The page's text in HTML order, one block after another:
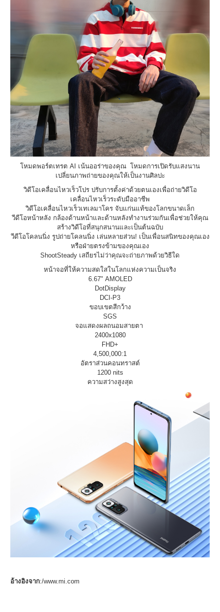
โหมดพอร์ตเทรต AI เน้นออร่าของคุณ โหมดการเปิดรับแสงนาน
เปลี่ยนภาพถ่ายของคุณให้เป็นงานศิลปะ
วิดีโอเคลื่อนไหวเร็วโปร ปรับการตั้งค่าด้วยตนเองเพื่อถ่ายวิดีโอ
เคลื่อนไหวเร็วระดับมืออาชีพ
วิดีโอเคลื่อนไหวเร็วเทเลมาโคร จับแก่นแท้ของโลกขนาดเล็ก
วีดีโอหน้าหลัง กล้องด้านหน้าและด้านหลังทำงานร่วมกันเพื่อช่วยให้คุณ
สร้างวิดีโอที่สนุกสนานและเป็นต้นฉบับ
วีดีโอโคลนนิ่ง รูปถ่ายโคลนนิ่ง เล่นหลายส่วน! เป็นเพื่อนสนิทของคุณเอง
หรือฝ่ายตรงข้ามของคุณเอง
ShootSteady เสถียรไม่ว่าคุณจะถ่ายภาพด้วยวิธีใด
หน้าจอที่ให้ความสดใสในโลกแห่งความเป็นจริง
6.67" AMOLED
DotDisplay
DCI-P3
ขอบเขตสีกว้าง
SGS
จอแสดงผลถนอมสายตา
2400x1080
FHD+
4,500,000:1
อัตราส่วนคอนทราสต์
1200 nits
ความสว่างสูงสุด
อ้างอิงจาก:/www.mi.com